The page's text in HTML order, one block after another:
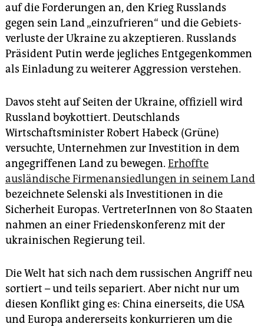
auf die Forderungen an, den Krieg Russlands
gegen sein Land „einzufrieren“ und die Gebiets­
verluste der Ukraine zu akzeptieren. Russlands
Präsident Putin werde jegliches Entgegenkommen
als Einladung zu weiterer Aggression verstehen.
Davos steht auf Seiten der Ukraine, offiziell wird
Russland boykottiert. Deutschlands
Wirtschaftsminister Robert Habeck (Grüne)
versuchte, Unternehmen zur Investition in dem
angegriffenen Land zu bewegen. Erhoffte
ausländische Firmenansiedlungen in seinem Land
bezeichnete Selenski als Investitionen in die
Sicherheit Europas. VertreterInnen von 80 Staaten
nahmen an einer Friedenskonferenz mit der
ukrainischen Regierung teil.
Die Welt hat sich nach dem russischen Angriff neu
sortiert – und teils separiert. Aber nicht nur um
diesen Konflikt ging es: China einerseits, die USA
und Europa andererseits konkurrieren um die